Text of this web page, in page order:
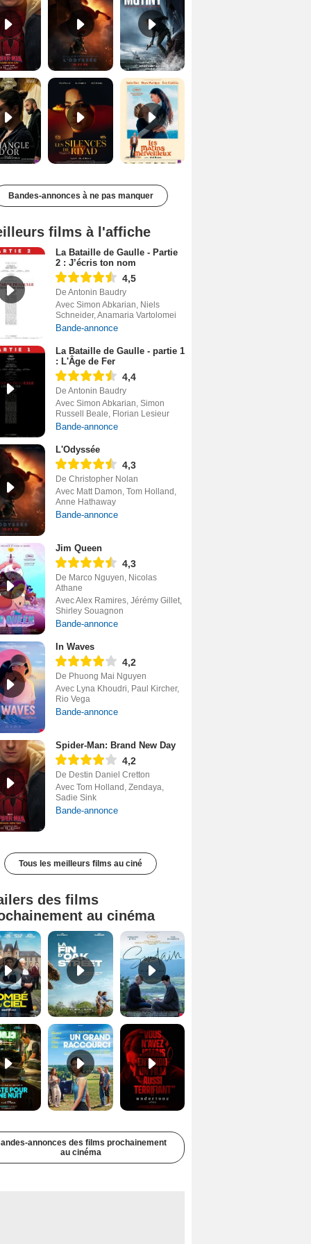
Les Silences de Riyad Bande-annonce VO STFR Les Matins merveilleux Bande-annonce VF
Bandes-annonces à ne pas manquer
films à l'affiche
La Bataille de Gaulle - Partie
2 : J’écris ton nom
4,5
De Antonin Baudry
Avec Simon Abkarian, Niels
Schneider, Anamaria Vartolomei
Bande-annonce
La Bataille de Gaulle - partie 1
: L'Âge de Fer
4,4
De Antonin Baudry
Avec Simon Abkarian, Simon
Russell Beale, Florian Lesieur
Bande-annonce
L'Odyssée
4,3
De Christopher Nolan
Avec Matt Damon, Tom Holland,
Anne Hathaway
Bande-annonce
Jim Queen
4,3
De Marco Nguyen, Nicolas
Athane
Avec Alex Ramires, Jérémy Gillet,
Shirley Souagnon
Bande-annonce
In Waves
4,2
De Phuong Mai Nguyen
Avec Lyna Khoudri, Paul Kircher,
Rio Vega
Bande-annonce
Spider-Man: Brand New Day
4,2
De Destin Daniel Cretton
Avec Tom Holland, Zendaya,
Sadie Sink
Bande-annonce
Tous les meilleurs films au ciné
des films
au cinéma
Tombé du ciel Bande-annonce VF La fin d’Oak Street Bande-annonce VO STFR
Juste pour une nuit Bande-annonce VO STFR Un grand raccourci Bande-annonce VF Undertone Bande-annonce VO STFR
annonces des films prochainement
au cinéma